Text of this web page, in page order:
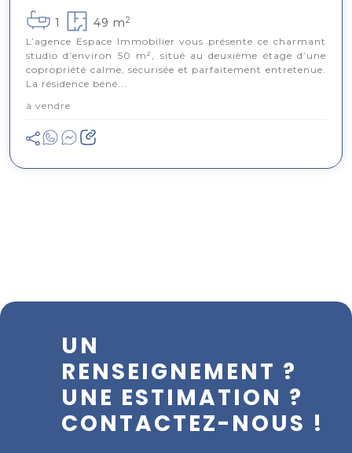
1 49 m2
L’agence Espace Immobilier vous présente ce charmant
studio d’environ 50 m², situé au deuxième étage d’une
copropriété calme, sécurisée et parfaitement entretenue.
La résidence béné...
à vendre
UN
RENSEIGNEMENT ?
UNE ESTIMATION ?
CONTACTEZ-NOUS !